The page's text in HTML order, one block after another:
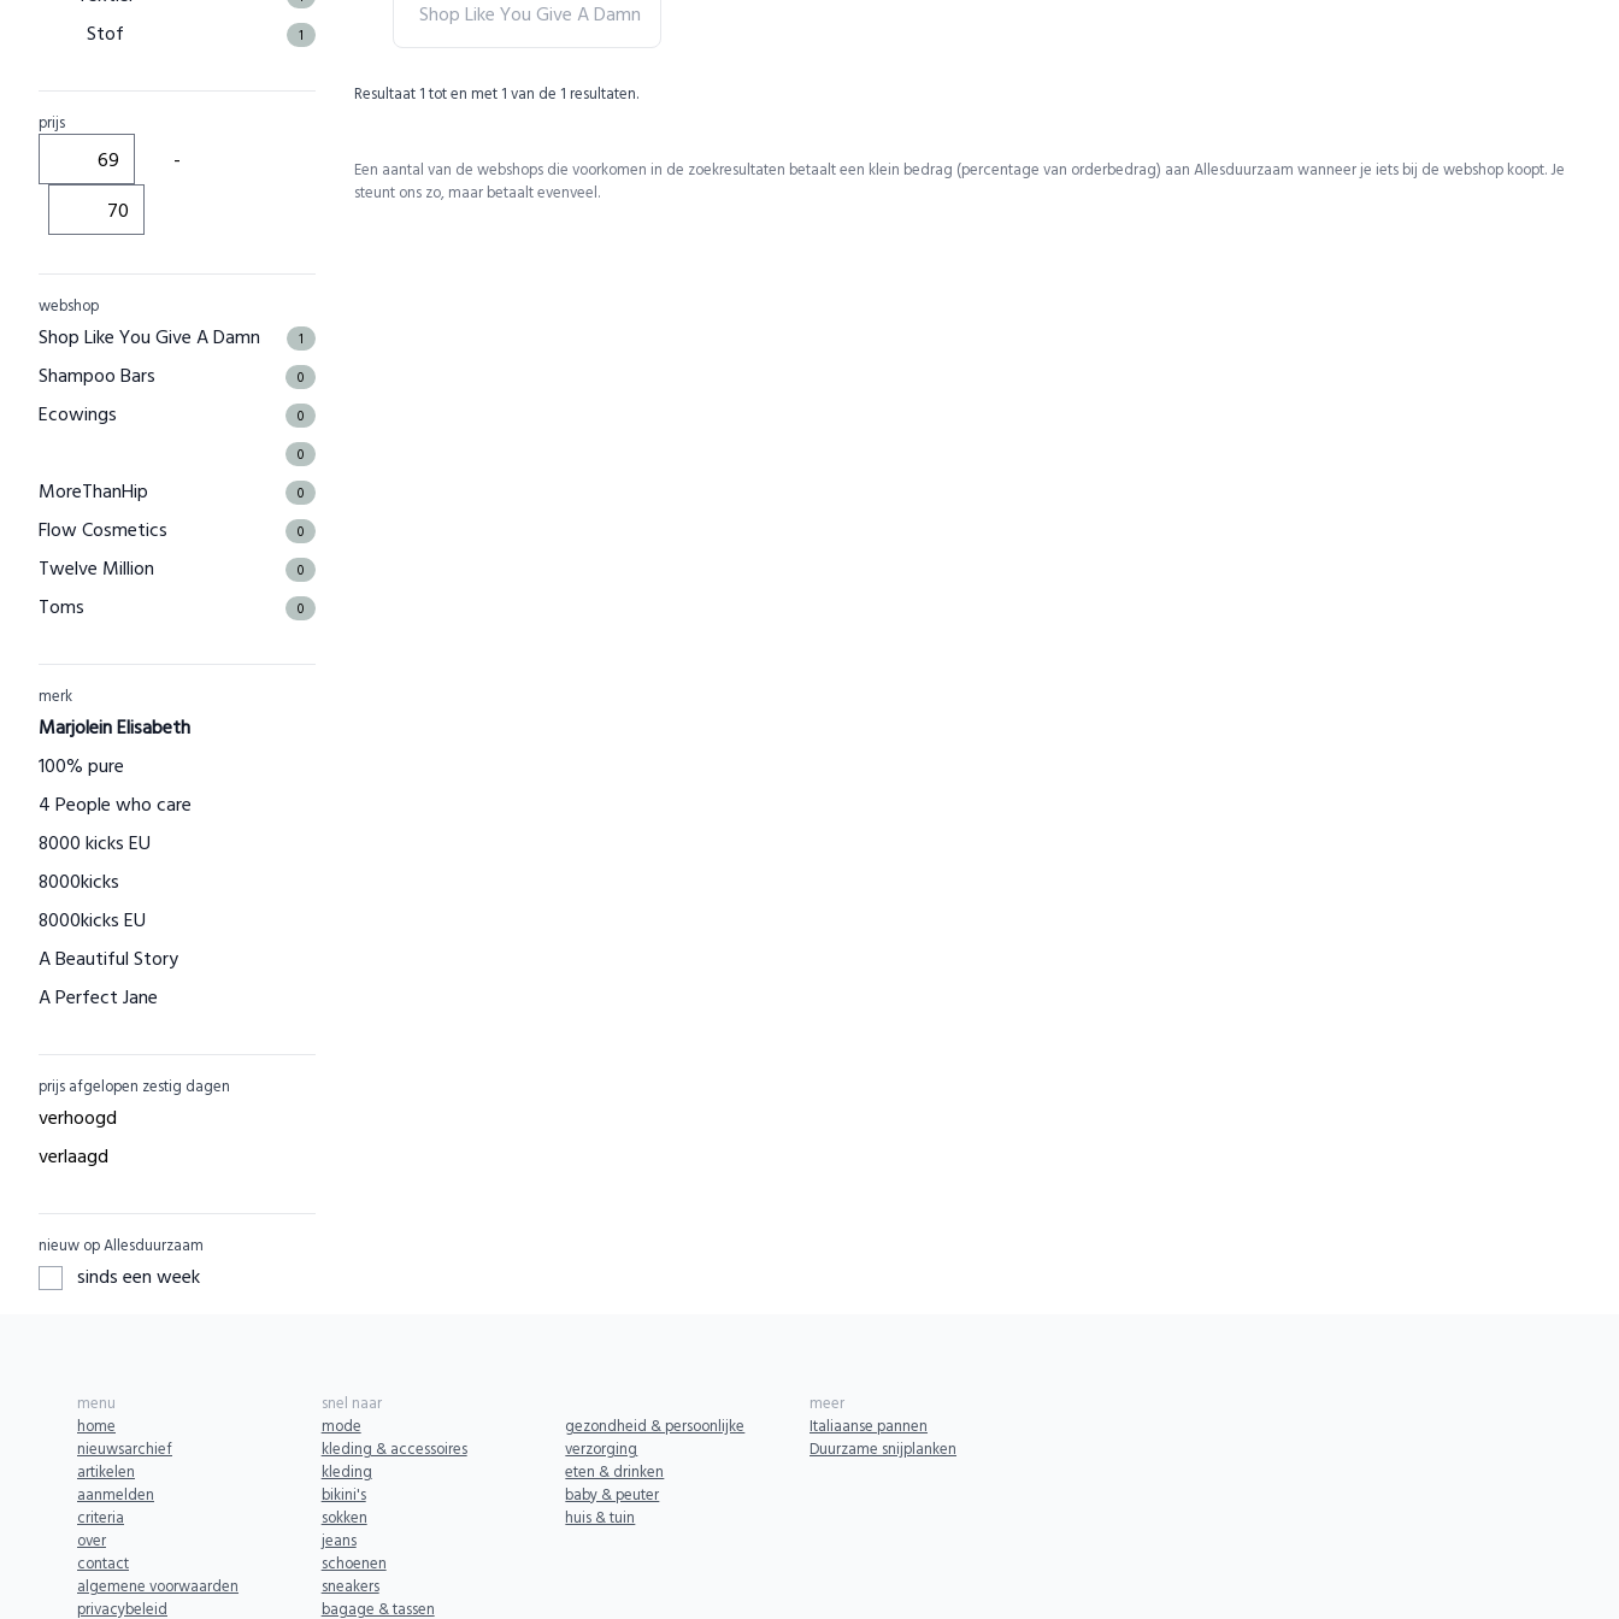
Stof 1
prijs
-
webshop
Shop Like You Give A Damn 1
Shampoo Bars 0
Ecowings 0
0
MoreThanHip 0
Flow Cosmetics 0
Twelve Million 0
Toms 0
Kuyichi
Bamboo Basics
Bamigo
CAYBOO
Green Jump
Houtenspeelgoed-shop.nl
Menstruatiecups.nl
Natural Heroes
Waschbär
EcuaFina
GreenPicnic
ZO Schoon
Babybum
Biogroei
Greenpan
SKOT
BENDL
Komrads
merk
Marjolein Elisabeth
100% pure
4 People who care
8000 kicks EU
8000kicks
8000kicks EU
A Beautiful Story
A Perfect Jane
AAI made with love
ACBC
ACE
AFORA.WORLD
Armedangels
ARZE
ASPORTUGUESAS
AURO
AYANI
AbbeyLAB
prijs afgelopen zestig dagen
verhoogd
verlaagd
nieuw op Allesduurzaam
sinds een week
Shop Like You Give A Damn
Resultaat 1tot en met 1 van de 1 resultaten.
Een aantal van de webshops die voorkomen in de zoekresultaten betaalt een klein bedrag (percentage van orderbedrag) aan Allesduurzaam wanneer je iets bij de webshop koopt. Je
steunt ons zo, maar betaalt evenveel.
menu
home
nieuwsarchief
artikelen
aanmelden
criteria
over
contact
algemene voorwaarden
privacybeleid
snel naar
mode
kleding & accessoires
kleding
bikini's
sokken
jeans
schoenen
sneakers
bagage & tassen
gezondheid & persoonlijke
verzorging
eten & drinken
baby & peuter
huis & tuin
meer
Italiaanse pannen
Duurzame snijplanken